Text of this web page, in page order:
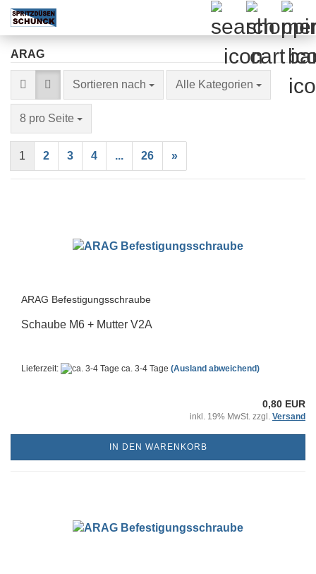
ARAG
Sortieren nach
Sortieren nach Alle Kategorien
8 pro Seite
pro Seite
1 2 3 4 ... 26 »
ARAG Befestigungsschraube
Schaube M6 + Mutter V2A
Lieferzeit: ca. 3-4 Tage (Ausland abweichend)
0,80 EUR
inkl. 19% MwSt. zzgl. Versand
IN DEN WARENKORB